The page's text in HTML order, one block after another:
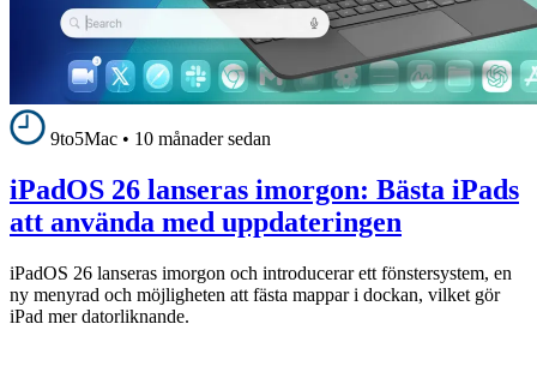
9to5Mac • 10 månader sedan
iPadOS 26 lanseras imorgon: Bästa iPads
att använda med uppdateringen
iPadOS 26 lanseras imorgon och introducerar ett fönstersystem, en
ny menyrad och möjligheten att fästa mappar i dockan, vilket gör
iPad mer datorliknande.